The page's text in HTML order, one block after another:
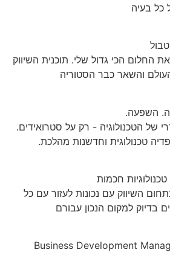
כל בעיה
החלום הכי גדול שלי. תוכנית השיווק
והשאר כבר הסטוריה
השפעה.
של הטכנולוגיה - רק על סטרואידים.
טכנולוגית וחדשנות מהלכת.
חכמות
השיווק עם נכונות לעזור עם כל
בדיוק למקום הנכון עבורם
Business Development